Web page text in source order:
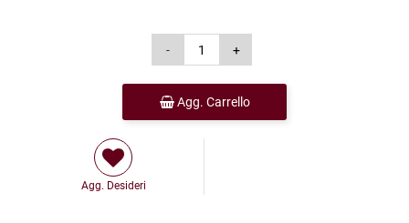
Agg. Carrello
Agg. Desideri